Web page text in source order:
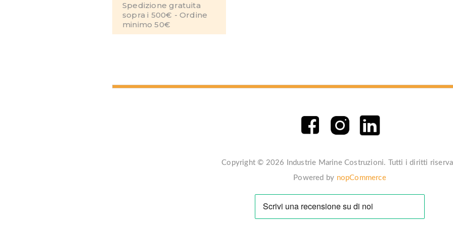
Spedizione gratuita
sopra i 500€ - Ordine
minimo 50€
Copyright © 2026 Industrie Marine Costruzioni. Tutti i diritti
Powered by nopCommerce